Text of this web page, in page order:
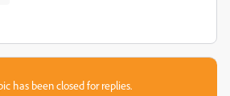
has been closed for replies.